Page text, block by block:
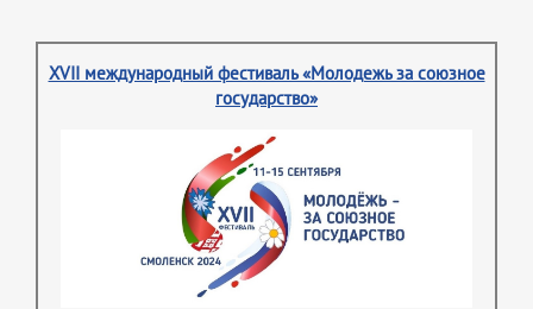
XVII международный фестиваль «Молодежь за союзное
государство»